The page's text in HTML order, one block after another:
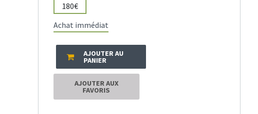
180€
Achat immédiat
AJOUTER AU
PANIER
AJOUTER AUX
FAVORIS